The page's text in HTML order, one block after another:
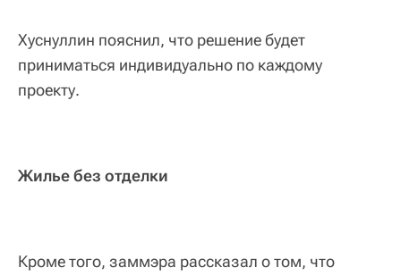
Хуснуллин пояснил, что решение будет
приниматься индивидуально по каждому
проекту.
Жилье без отделки
Кроме того, заммэра рассказал о том, что